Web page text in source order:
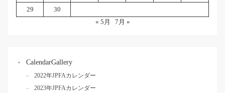
29
30
« 5月
7月 »
CalendarGallery
2022年JPFAカレンダー
2023年JPFAカレンダー